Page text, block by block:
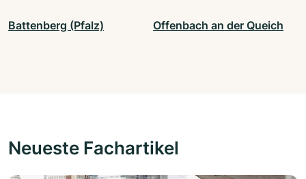
Battenberg (Pfalz) Offenbach an der Queich
Neueste Fachartikel